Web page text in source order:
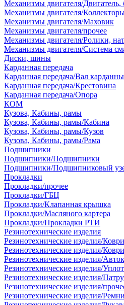
Механизмы двигателя/Двигатель,
Механизмы двигателя/
Механизмы двигателя/Маховик
Механизмы двигателя/прочее
Механизмы двигателя/Ролики,
Механизмы двигателя/Система
Диски, шины
Карданная передача
Карданная передача/Вал
Карданная передача/Крестовина
Карданная передача/Опора
КОМ
Кузова, Кабины, рамы
Кузова, Кабины, рамы/Кабина
Кузова, Кабины, рамы/Кузов
Кузова, Кабины, рамы/Рама
Подшипники
Подшипники/Подшипники
Подшипники/Подшипниковый
Прокладки
Прокладки/прочее
Прокладки/ГБЦ
Прокладки/Клапанная крышка
Прокладки/Масляного картера
Прокладки/Прокладки РТИ
Резинотехнические изделия
Резинотехнические изделия/
Резинотехнические изделия/
Резинотехнические изделия/
Резинотехнические изделия/
Резинотехнические изделия/
Резинотехнические изделия/
Резинотехнические изделия/Ремни